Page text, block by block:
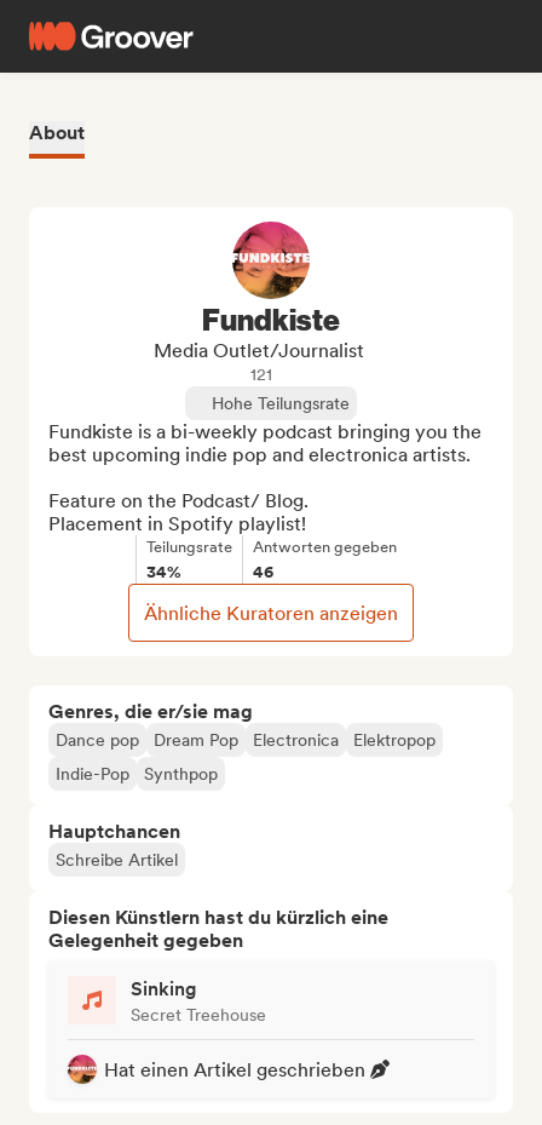
About
Genres, die er/sie mag
Dance pop Dream Pop Electronica
Elektropop
Indie-Pop
Synthpop
Hauptchancen
Schreibe Artikel
Diesen Künstlern hast du kürzlich eine
Gelegenheit gegeben
Sinking
Secret Treehouse
Hat einen Artikel geschrieben
Fundkiste
Media Outlet/Journalist
121
Hohe Teilungsrate
Fundkiste is a bi-weekly podcast bringing you the
best upcoming indie pop and electronica artists.
Feature on the Podcast/ Blog.
Placement in Spotify playlist!
Teilungsrate
34%
Antworten gegeben
46
Ähnliche Kuratoren anzeigen